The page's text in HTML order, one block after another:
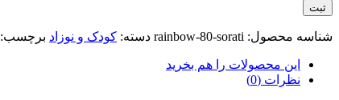
ثبت
شناسه محصول: rainbow-80-sorati دسته: کودک و نوزاد برچسب:
این محصولات را هم بخرید
نظرات (0)